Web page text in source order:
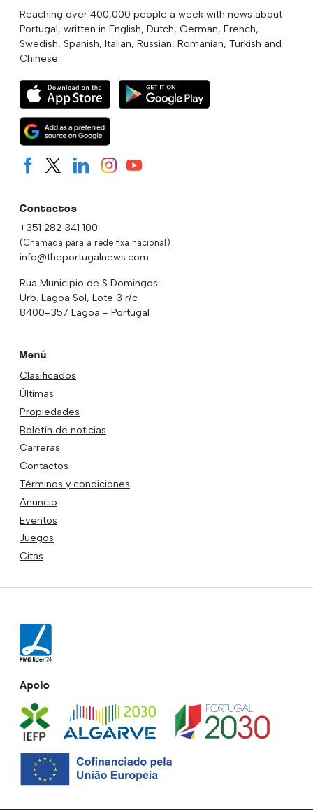
Reaching over 400,000 people a week with news about
Portugal, written in English, Dutch, German, French,
Swedish, Spanish, Italian, Russian, Romanian, Turkish and
Chinese.
Contactos
+351 282 341 100
(Chamada para a rede fixa nacional)
info@theportugalnews.com
Rua Municipio de S Domingos
Urb. Lagoa Sol, Lote 3 r/c
8400-357 Lagoa - Portugal
Menú
Clasificados
Últimas
Propiedades
Boletín de noticias
Carreras
Contactos
Términos y condiciones
Anuncio
Eventos
Juegos
Citas
Apoio